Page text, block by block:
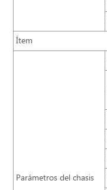
Ítem
Parámetros del chasis